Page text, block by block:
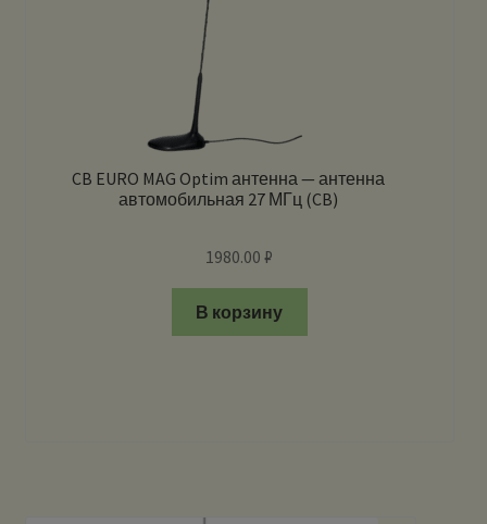
CB EURO MAG Optim антенна — антенна
автомобильная 27 МГц (CB)
1980.00₽
В корзину